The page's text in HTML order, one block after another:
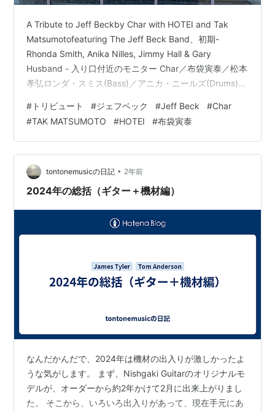
A Tribute to Jeff Beckby Char with HOTEI and Tak
Matsumotofeaturing The Jeff Beck Band、初期-
Rhonda Smith, Anika Nilles, Jimmy Hall & Gary
Husband - 入り口付近のモニター Char／布袋寅泰／松本
孝弘ロンダ・スミス(Bass)／アニカ・ニールズ(Drums)／
(Keyboards) ラッキーなことに東京に出かける用事があ
り、そのままコンサートを観ることができました。 個人
的には、Cha／布袋寅泰／松本…
# トリビュート #ジェフベック #Jeff Beck #Char
#TAK MATSUMOTO #HOTEI #布袋寅泰
tontonemusicの日記 • 2年前
2024年の総括（ギター＋機材編）
なんだかんだで、2024年は機材の出入りが激しかったよ
うな気がします。 まず、Nishgaki Guitarのオリジナルモ
デルが、オーダーから約2年かけて2月に出来上がりまし
た。 そこから、いろいろ出入りがあって、現在手元にあ